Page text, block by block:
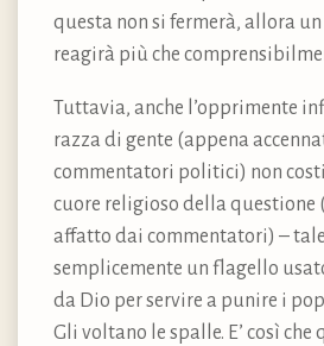
questa non si fermerà, allora
reagirà più che
Tuttavia, anche l’opprimente
razza di gente (appena
commentatori politici) non
cuore religioso della questione
affatto dai commentatori) –
semplicemente un flagello
da Dio per servire a punire i
Gli voltano le spalle. E’ così che